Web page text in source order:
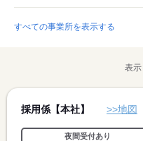
すべての事業所を表示する
表示
採用係【本社】 >>地図
夜間受付あり